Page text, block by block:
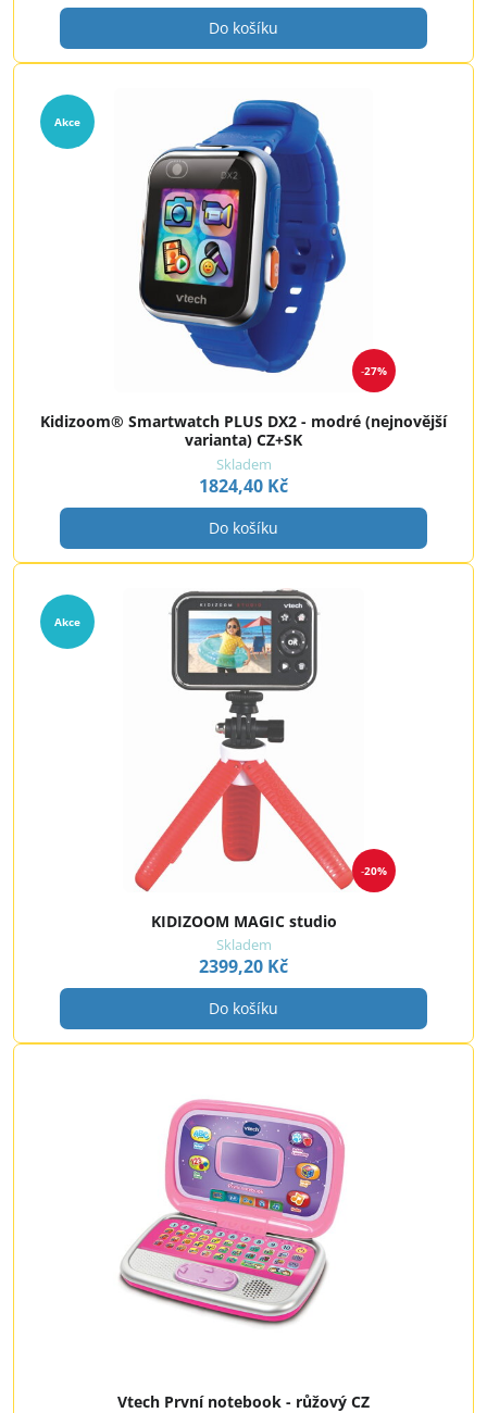
Do košíku
27%
Akce
Kidizoom® Smartwatch PLUS DX2 - modré (nejnovější
varianta) CZ+SK
Skladem
1824,40 Kč
Do košíku
20%
Akce
KIDIZOOM MAGIC studio
Skladem
2399,20 Kč
Do košíku
Vtech První notebook - růžový CZ